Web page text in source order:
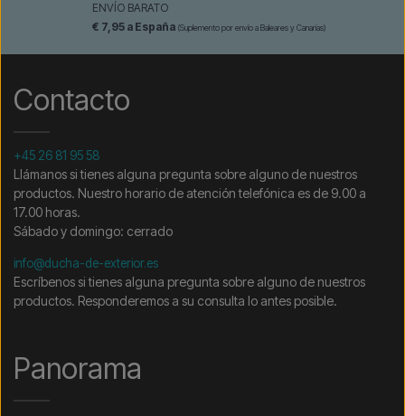
ENVÍO BARATO
€ 7,95 a España (Suplemento por envío a Baleares y Canarias)
Contacto
+45 26 81 95 58
Llámanos si tienes alguna pregunta sobre alguno de nuestros
productos. Nuestro horario de atención telefónica es de 9.00 a
17.00 horas.
Sábado y domingo: cerrado
info@ducha-de-exterior.es
Escríbenos si tienes alguna pregunta sobre alguno de nuestros
productos. Responderemos a su consulta lo antes posible.
Panorama